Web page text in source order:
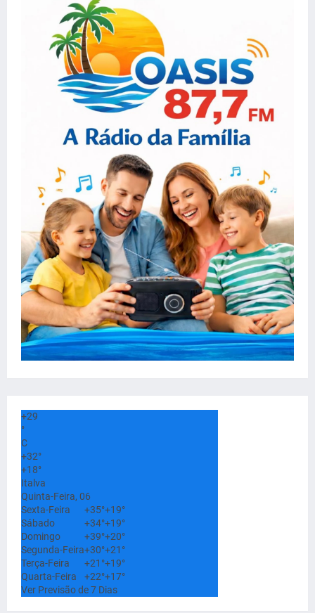
+29
°
C
+32°
+18°
Italva
Quinta-Feira, 06
Sexta-Feira
+35°+19°
Sábado
+34°+19°
Domingo
+39°+20°
Segunda-Feira+30°+21°
Terça-Feira
+21°+19°
Quarta-Feira
+22°+17°
Ver Previsão de 7 Dias